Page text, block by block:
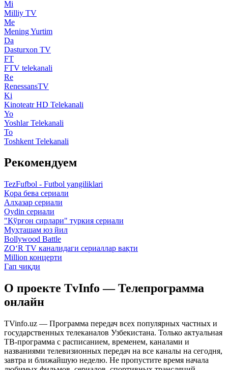
Mi
Milliy TV
Me
Mening Yurtim
Da
Dasturxon TV
FT
FTV telekanali
Re
RenessansTV
Ki
Kinoteatr HD Telekanali
Yo
Yoshlar Telekanali
To
Toshkent Telekanali
Рекомендуем
TezFufbol - Futbol yangiliklari
Қора бева сериали
Алҳазар сериали
Oydin сериали
"Қўрғон сирлари" туркия сериали
Муҳташам юз йил
Bollywood Battle
ZO‘R TV каналидаги сериаллар вақти
Million концерти
Гап чиқди
О проекте TvInfo — Телепрограмма
онлайн
TVinfo.uz — Программа передач всех популярных частных и
государственных телеканалов Узбекистана. Только актуальная
ТВ-программа с расписанием, временем, каналами и
названиями телевизионных передач на все каналы на сегодня,
завтра и ближайшую неделю. Не пропустите время начала